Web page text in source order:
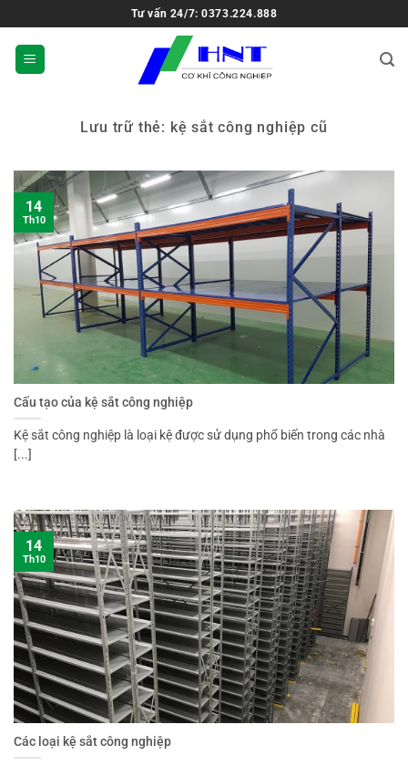
Tư vấn 24/7: 0373.224.888
Lưu trữ thẻ: kệ sắt công nghiệp cũ
Cấu tạo của kệ sắt công nghiệp
Kệ sắt công nghiệp là loại kệ được sử dụng phổ biến trong các nhà
[...]
14
Th10
Các loại kệ sắt công nghiệp
14
Th10